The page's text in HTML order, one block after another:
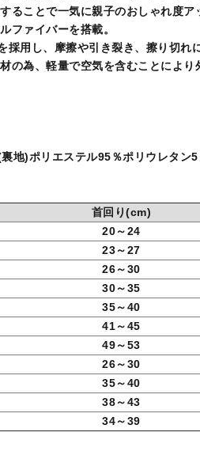
ることで一気に親子のおしゃれ度ア
ファイバーを搭載。
採用し、摩擦や引き裂き、擦り切れ
の為、軽量で空気を含むことによ
地)ポリエステル95％ポリウレタン
首回り(cm)
20～24
23～27
26～30
30～35
35～40
41～45
49～53
26～30
35～40
38～43
34～39